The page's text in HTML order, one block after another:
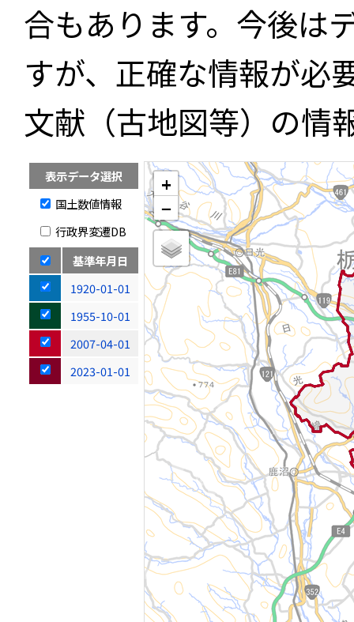
合もあります。今後は
すが、正確な情報が必
文献（古地図等）の情
表示データ選択
国土数値情報
行政界変遷DB
基準年月日
1920-01-01
1955-10-01
2007-04-01
2023-01-01
+
−